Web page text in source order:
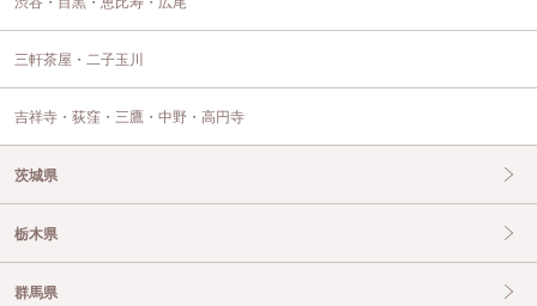
三軒茶屋・二子玉川
吉祥寺・荻窪・三鷹・中野・高円寺
茨城県
栃木県
群馬県